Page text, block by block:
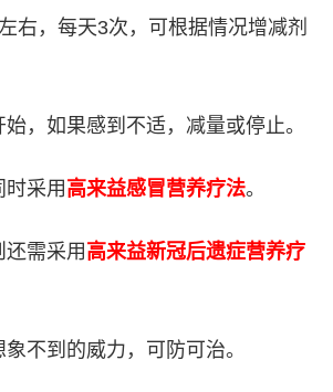
右，每天3次，可根据情况增减剂
，如果感到不适，减量或停止。
采用 高来益感冒营养疗法。
需采用 高来益新冠后遗症营养疗
不到的威力，可防可治。